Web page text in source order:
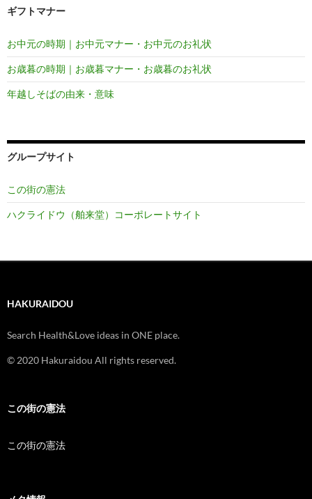
ギフトマナー
お中元の時期｜お中元マナー・お中元のお礼状
お歳暮の時期｜お歳暮マナー・お歳暮のお礼状
年越しそばの由来・意味
グループサイト
この街の憲法
ハクライドウ（舶来堂）コーポレートサイト
HAKURAIDOU
Search Health&Love ideas in ONE place.
© 2020 Hakuraidou All rights reserved.
この街の憲法
この街の憲法